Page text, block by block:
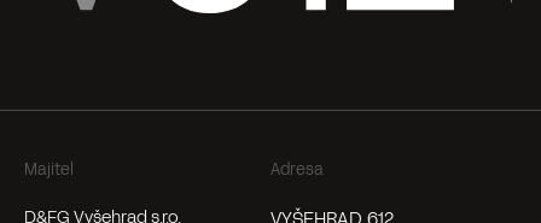
Majitel
D&FG Vyšehrad s.r.o.
Adresa